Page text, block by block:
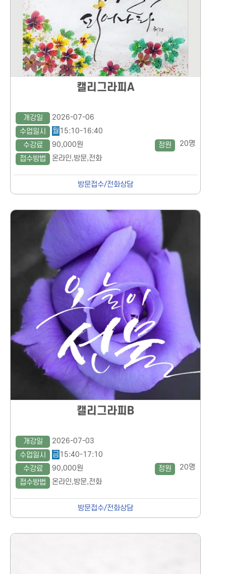
방문접수/전화상담
캘리그라피A
개강일
2026-07-06
수업일시
월 15:10-16:40
수강료
90,000원 정원
20명
접수방법
온라인,방문,전화
방문접수/전화상담
캘리그라피B
개강일
2026-07-03
수업일시
금15:40-17:10
수강료
90,000원 정원
20명
접수방법
온라인,방문,전화